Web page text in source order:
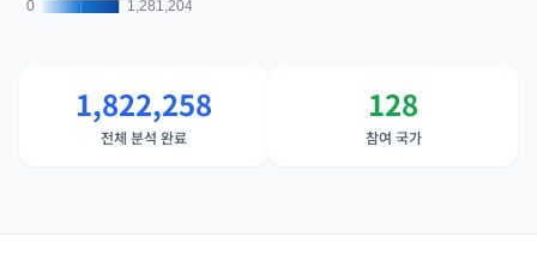
0
0 1,281,204
1,281,204
1,822,258
전체 분석 완료
128
참여 국가